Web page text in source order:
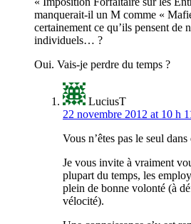
manquerait-il un M comme «
certainement ce qu’ils pensent de
individuels… ?
Oui. Vais-je perdre du temps ?
LuciusT
22 novembre 2012 at 10 h
Vous n’êtes pas le seul dans
Je vous invite à vraiment
plupart du temps, les
plein de bonne volonté (à
vélocité).